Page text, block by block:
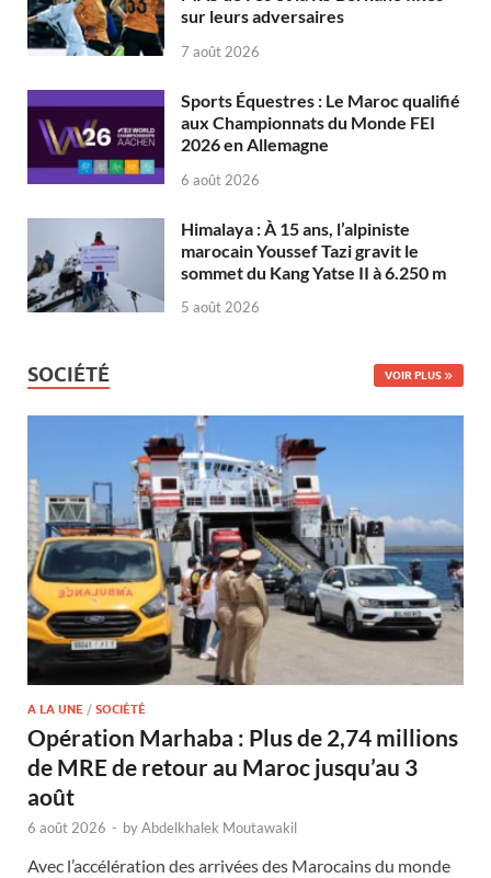
sur leurs adversaires
7 août 2026
Sports Équestres : Le Maroc qualifié
aux Championnats du Monde FEI
2026 en Allemagne
6 août 2026
Himalaya : À 15 ans, l’alpiniste
marocain Youssef Tazi gravit le
sommet du Kang Yatse II à 6.250 m
5 août 2026
SOCIÉTÉ VOIR PLUS
A LA UNE / SOCIÉTÉ
Opération Marhaba : Plus de 2,74 millions
de MRE de retour au Maroc jusqu’au 3
août
6 août 2026 - byAbdelkhalek Moutawakil
Avec l’accélération des arrivées des Marocains du monde